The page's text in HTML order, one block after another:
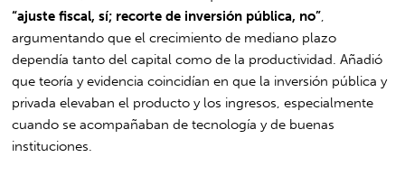
“ajuste fiscal, sí; recorte de inversión pública, no”
argumentando que el crecimiento de mediano plazo
dependía tanto del capital como de la productividad. Añadió
que teoría y evidencia coincidían en que la inversión pública y
privada elevaban el producto y los ingresos, especialmente
cuando se acompañaban de tecnología y de buenas
instituciones.